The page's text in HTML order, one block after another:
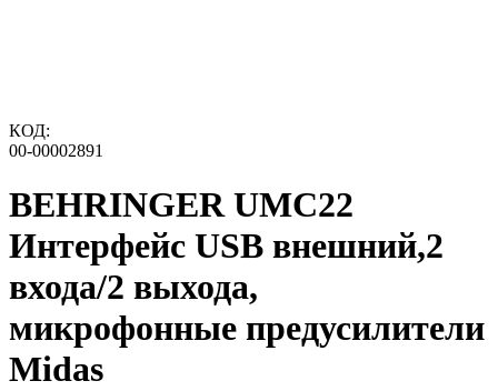
КОД:
00-00002891
BEHRINGER UMC22
Интерфейс USB внешний,2
входа/2 выхода,
микрофонные предусилители
Midas